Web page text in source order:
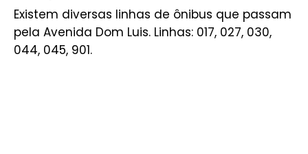
Existem diversas linhas de ônibus que passam
pela Avenida Dom Luis. Linhas: 017, 027, 030,
044, 045, 901.